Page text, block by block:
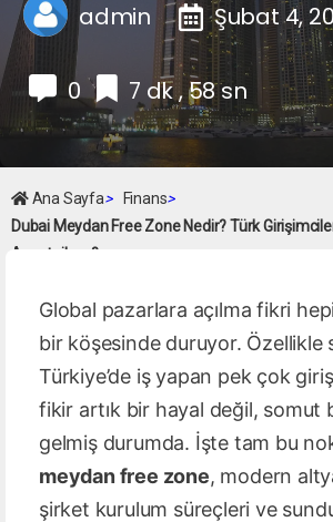
admin Şubat 4,
0 7 dk , 58 sn
Ana Sayfa> Finans>
Dubai Meydan Free Zone Nedir? Türk
Avantajlı mı?
Global pazarlara açılma fikri
bir köşesinde duruyor. Özellikle
Türkiye’de iş yapan pek çok
fikir artık bir hayal değil, somut
gelmiş durumda. İşte tam bu
meydan free zone, modern
şirket kurulum süreçleri ve